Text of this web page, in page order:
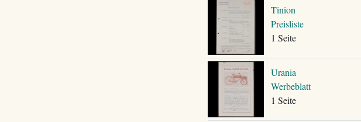
Tinion
Preisliste
1 Seite
Urania
Werbeblatt
1 Seite